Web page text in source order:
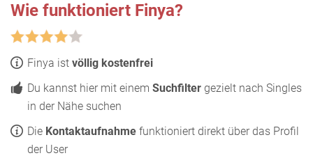
Wie funktioniert Finya?
Finya ist völlig kostenfrei
Du kannst hier mit einem Suchfilter gezielt nach Singles
in der Nähe suchen
Die Kontaktaufnahme funktioniert direkt über das Profil
der User